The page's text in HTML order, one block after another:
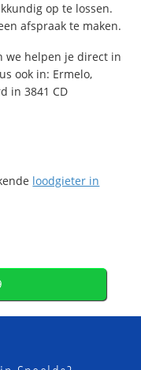
op te lossen.
afspraak te maken.
we helpen je direct in
ook in: Ermelo,
in 3841 CD
loodgieter in